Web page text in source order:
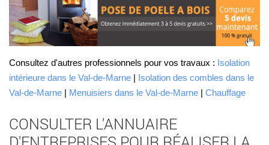
Consultez d'autres professionnels pour vos travaux : Isolation
intérieure dans le Val-de-Marne | Isolation des combles dans le
Val-de-Marne | Menuisiers dans le Val-de-Marne | Chauffage
CONSULTER L'ANNUAIRE